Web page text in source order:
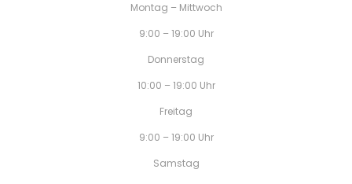
Montag – Mittwoch
9:00 – 19:00 Uhr
Donnerstag
10:00 – 19:00 Uhr
Freitag
9:00 – 19:00 Uhr
Samstag